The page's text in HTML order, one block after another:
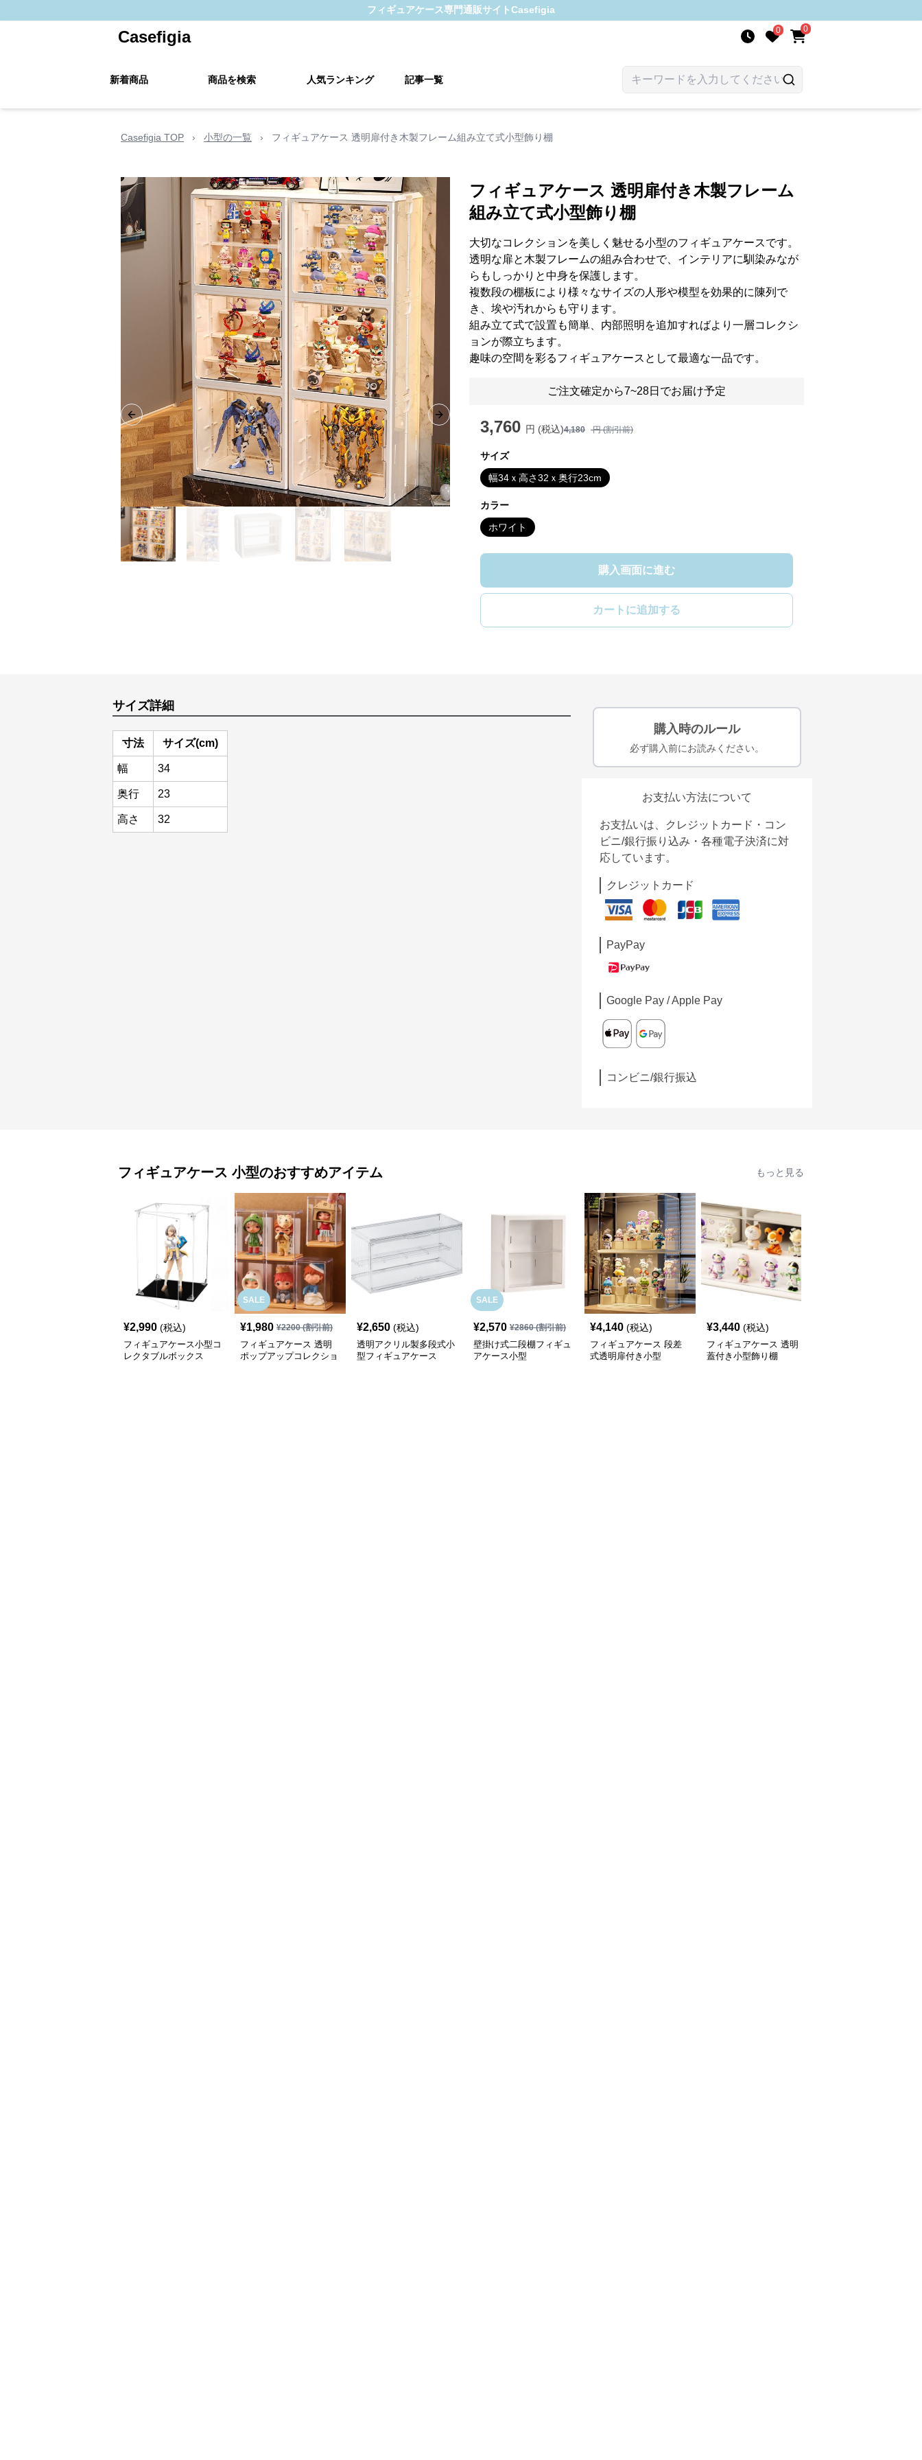
フィギュアケース専門通販サイトCasefigia
Casefigia 0 0
新着商品 商品を検索 人気ランキング 記事一覧
Casefigia TOP › 小型の一覧 › フィギュアケース 透明扉付き木製フレーム組み立て式小型飾り棚
Previous slide Next slide
フィギュアケース 透明扉付き木製フレーム
組み立て式小型飾り棚
大切なコレクションを美しく魅せる小型のフィギュアケースです。
透明な扉と木製フレームの組み合わせで、インテリアに馴染みなが
らもしっかりと中身を保護します。
複数段の棚板により様々なサイズの人形や模型を効果的に陳列で
き、埃や汚れからも守ります。
組み立て式で設置も簡単、内部照明を追加すればより一層コレクシ
ョンが際立ちます。
趣味の空間を彩るフィギュアケースとして最適な一品です。
ご注文確定から7~28日でお届け予定
3,760 円 (税込)4,180 円 (割引前)
サイズ
幅34ｘ高さ32ｘ奥行23cm
カラー
ホワイト
購入画面に進む
カートに追加する
サイズ詳細
寸法 サイズ(cm)
幅 34
奥行 23
高さ 32
購入時のルール
必ず購入前にお読みください。
お支払い方法について
お支払いは、クレジットカード・コン
ビニ/銀行振り込み・各種電子決済に対
応しています。
クレジットカード
PayPay
Google Pay / Apple Pay
コンビニ/銀行振込
フィギュアケース 小型のおすすめアイテム もっと見る
¥2,990 (税込)
フィギュアケース小型コ
レクタブルボックス
SALE
¥1,980 ¥2200(割引前)
フィギュアケース 透明
ポップアップコレクショ
¥2,650 (税込)
透明アクリル製多段式小
型フィギュアケース
SALE
¥2,570 ¥2860(割引前)
壁掛け式二段棚フィギュ
アケース小型
¥4,140 (税込)
フィギュアケース 段差
式透明扉付き小型
¥3,440 (税込)
フィギュアケース 透明
蓋付き小型飾り棚